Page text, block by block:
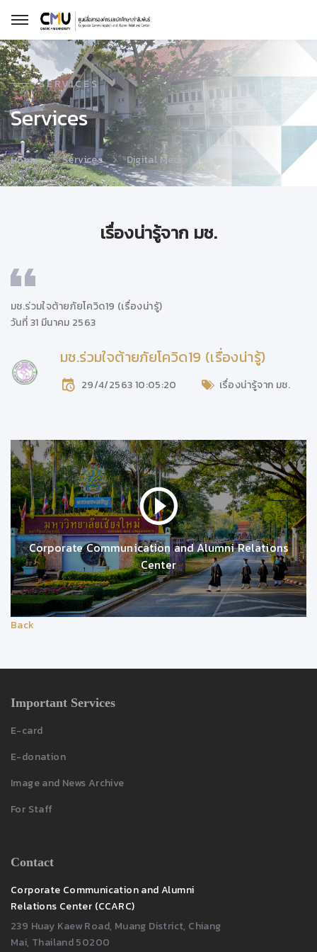
SERVICES
Services
Home Services Digital Media
เรื่องน่ารู้จาก มช.
มช.ร่วมใจต้ายภัยโควิด19 (เรื่องน่ารู้)
วันที่ 31 มีนาคม 2563
มช.ร่วมใจต้ายภัยโควิด19 (เรื่องน่ารู้)
29/4/2563 10:05:20 เรื่องน่ารู้จาก มช.
Corporate Communication and Alumni Relations
Center
Back
Important Services
E-card
E-donation
Image and News Archive
For Staff
Contact
Corporate Communication and Alumni
Relations Center (CCARC)
239 Huay Kaew Road, Muang District, Chiang
Mai, Thailand 50200